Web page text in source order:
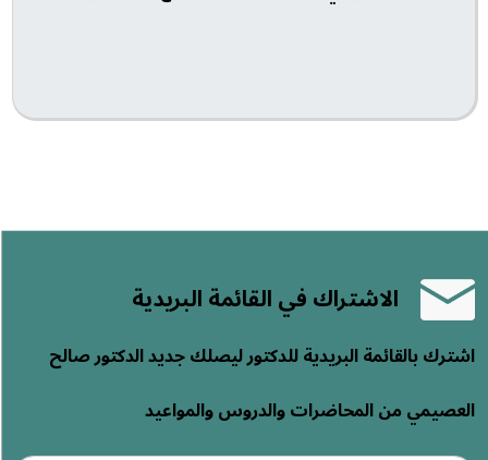
الاشتراك في القائمة البريدية
اشترك بالقائمة البريدية للدكتور ليصلك جديد الدكتور صالح
العصيمي من المحاضرات والدروس والمواعيد